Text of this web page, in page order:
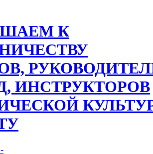
К
ИНСТРУКТОРОВ